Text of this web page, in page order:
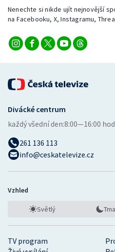
Nenechte si nikde ujít nejnovější
na Facebooku, X, Instagramu,
TV program
Divácké centrum
každý všední den:8:00—16:00
261 136 113
info@ceskatelevize.cz
Vzhled
Světlý